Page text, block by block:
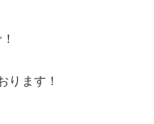
ります！